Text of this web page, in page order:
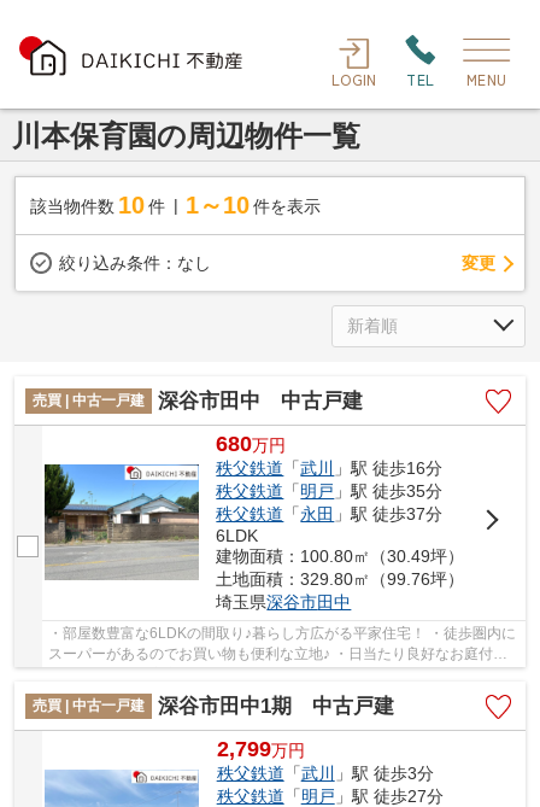
LOGIN TEL MENU
川本保育園の周辺物件一覧
該当物件数 10件 1～10 件を表示
絞り込み条件： なし 変更
売買 | 中古一戸建 深谷市田中 中古戸建
680万円
秩父鉄道 「武川
」駅 徒歩16分
秩父鉄道 「明戸 」駅 徒歩35分
秩父鉄道 「永田 」駅 徒歩37分
6LDK
建物面積：100.80㎡（30.49坪）
土地面積：329.80㎡（99.76坪）
埼玉県深谷市田中
・部屋数豊富な6LDKの間取り♪暮らし方広がる平家住宅！ ・徒歩圏内に
スーパーがあるのでお買い物も便利な立地♪ ・日当たり良好なお庭付き♪
ガーデニングや家庭菜園など多用途に活用可能...
売買 | 中古一戸建
深谷市田中1期 中古戸建
2,799万円
秩父鉄道 「武川 」駅 徒歩3分
秩父鉄道 「明戸 」駅 徒歩27分